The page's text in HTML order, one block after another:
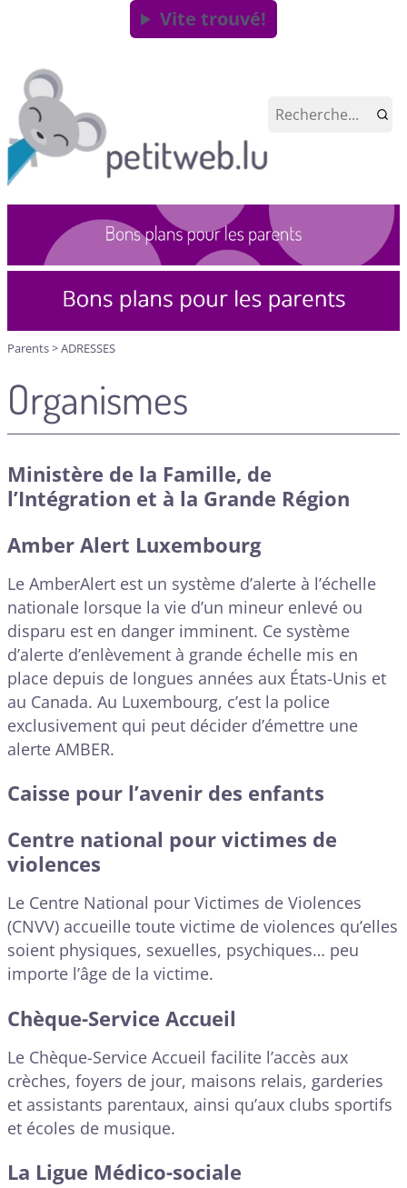
Vite trouvé!
Parents>ADRESSES
Organismes
Ministère de la Famille, de
l’Intégration et à la Grande Région
Amber Alert Luxembourg
Le AmberAlert est un système d’alerte à l’échelle
nationale lorsque la vie d’un mineur enlevé ou
disparu est en danger imminent. Ce système
d’alerte d’enlèvement à grande échelle mis en
place depuis de longues années aux États-Unis et
au Canada. Au Luxembourg, c’est la police
exclusivement qui peut décider d’émettre une
alerte AMBER.
Caisse pour l’avenir des enfants
Centre national pour victimes de
violences
Le Centre National pour Victimes de Violences
(CNVV) accueille toute victime de violences qu’elles
soient physiques, sexuelles, psychiques… peu
importe l’âge de la victime.
Chèque-Service Accueil
Le Chèque-Service Accueil facilite l’accès aux
crèches, foyers de jour, maisons relais, garderies
et assistants parentaux, ainsi qu’aux clubs sportifs
et écoles de musique.
La Ligue Médico-sociale